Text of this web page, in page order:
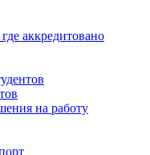
аккредитовано
на работу